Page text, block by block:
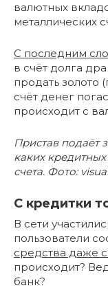
валютных
металлических
С последним
в счёт долга
продать золото
счёт денег
происходит с
Пристав подаёт
каких
счета. Фото:
С кредитки
В сети
пользователи
средства даже
происходит?
банк?